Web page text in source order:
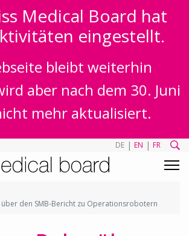
Medical Board hat
eingestellt.
bleibt weiterhin
aber nach dem 30. Juni
mehr aktualisiert.
DE | EN | FR
über den SMB-Bericht zu Operationsrobotern